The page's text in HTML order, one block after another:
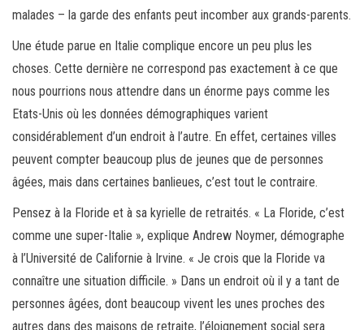
malades – la garde des enfants peut incomber aux grands-parents.
Une étude parue en Italie complique encore un peu plus les
choses. Cette dernière ne correspond pas exactement à ce que
nous pourrions nous attendre dans un énorme pays comme les
Etats-Unis où les données démographiques varient
considérablement d’un endroit à l’autre. En effet, certaines villes
peuvent compter beaucoup plus de jeunes que de personnes
âgées, mais dans certaines banlieues, c’est tout le contraire.
Pensez à la Floride et à sa kyrielle de retraités. « La Floride, c’est
comme une super-Italie », explique Andrew Noymer, démographe
à l’Université de Californie à Irvine. « Je crois que la Floride va
connaître une situation difficile. » Dans un endroit où il y a tant de
personnes âgées, dont beaucoup vivent les unes proches des
autres dans des maisons de retraite, l’éloignement social sera